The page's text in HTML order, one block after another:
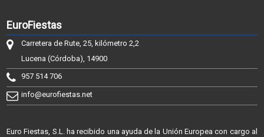
EuroFiestas
Carretera de Rute, 25, kilómetro 2,2
Lucena (Córdoba), 14900
957 514 706
info@eurofiestas.net
Euro Fiestas, S.L. ha recibido una ayuda de la Unión Europea con cargo al